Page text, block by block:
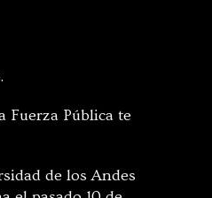
Fuerza Pública te
de los Andes